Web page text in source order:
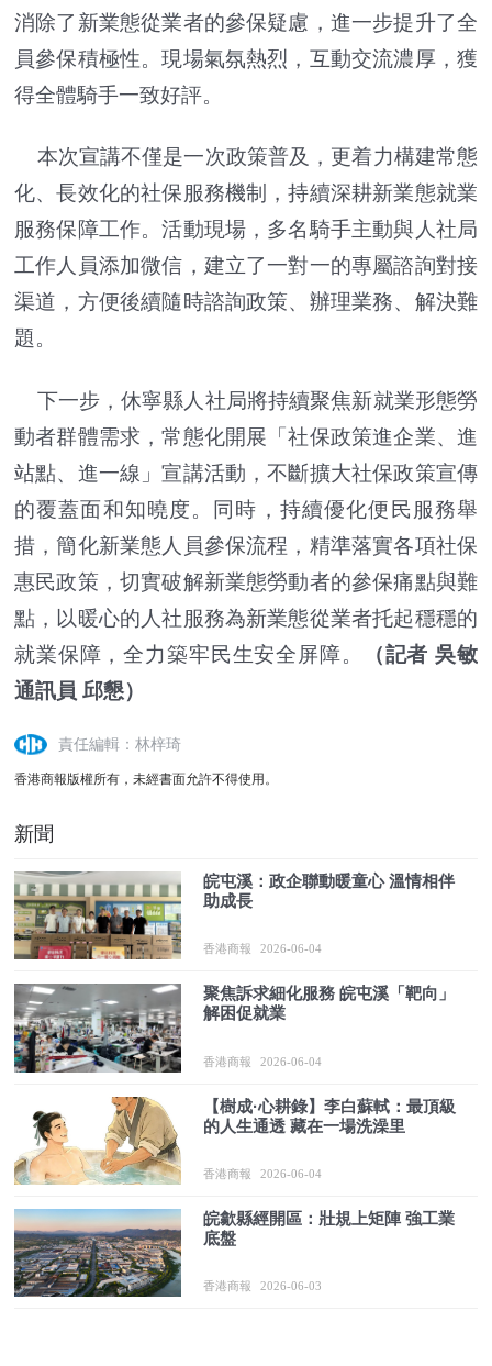
消除了新業態從業者的參保疑慮，進一步提升了全
員參保積極性。現場氣氛熱烈，互動交流濃厚，獲
得全體騎手一致好評。
本次宣講不僅是一次政策普及，更着力構建常態
化、長效化的社保服務機制，持續深耕新業態就業
服務保障工作。活動現場，多名騎手主動與人社局
工作人員添加微信，建立了一對一的專屬諮詢對接
渠道，方便後續隨時諮詢政策、辦理業務、解決難
題。
下一步，休寧縣人社局將持續聚焦新就業形態勞
動者群體需求，常態化開展「社保政策進企業、進
站點、進一線」宣講活動，不斷擴大社保政策宣傳
的覆蓋面和知曉度。同時，持續優化便民服務舉
措，簡化新業態人員參保流程，精準落實各項社保
惠民政策，切實破解新業態勞動者的參保痛點與難
點，以暖心的人社服務為新業態從業者托起穩穩的
就業保障，全力築牢民生安全屏障。
（記者 吳敏
通訊員 邱懇）
責任編輯：林梓琦
香港商報版權所有，未經書面允許不得使用。
新聞
皖屯溪：政企聯動暖童心 溫情相伴
助成長
香港商報 2026-06-04
聚焦訴求細化服務 皖屯溪「靶向」
解困促就業
香港商報 2026-06-04
【樹成·心耕錄】李白蘇軾：最頂級
的人生通透 藏在一場洗澡里
香港商報 2026-06-04
皖歙縣經開區：壯規上矩陣 強工業
底盤
香港商報 2026-06-03